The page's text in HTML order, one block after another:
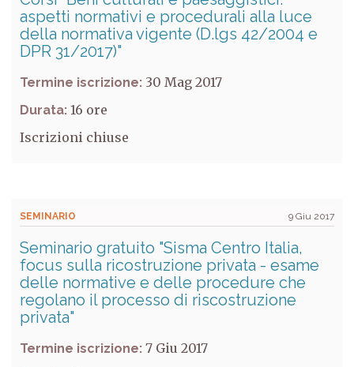
aspetti normativi e procedurali alla luce
della normativa vigente (D.lgs 42/2004 e
DPR 31/2017)"
Termine iscrizione: 30 Mag 2017
Durata: 16
Iscrizioni chiuse
SEMINARIO 9 Giu 2017
Seminario gratuito "Sisma Centro Italia,
focus sulla ricostruzione privata - esame
delle normative e delle procedure che
regolano il processo di riscostruzione
privata"
Termine iscrizione: 7 Giu 2017